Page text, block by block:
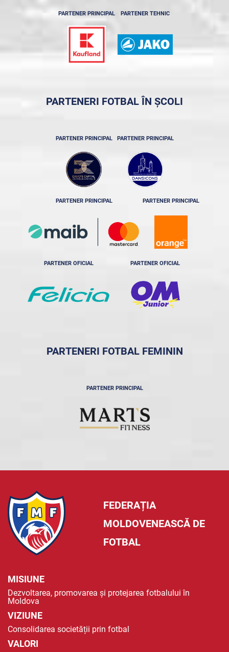
PARTENER PRINCIPAL PARTENER TEHNIC
PARTENERI FOTBAL ÎN ȘCOLI
PARTENER PRINCIPAL PARTENER PRINCIPAL
PARTENER PRINCIPAL PARTENER PRINCIPAL
PARTENER OFICIAL PARTENER OFICIAL
PARTENERI FOTBAL FEMININ
PARTENER PRINCIPAL
FEDERAȚIA
MOLDOVENEASCĂ DE
FOTBAL
MISIUNE
Dezvoltarea, promovarea și protejarea fotbalului în
Moldova
VIZIUNE
Consolidarea societății prin fotbal
VALORI